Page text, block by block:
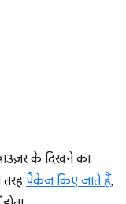
के दिखने का
तरह पैकेज किए जाते हैं,